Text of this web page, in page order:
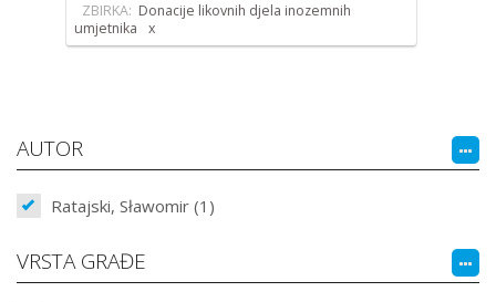
ZBIRKA: Donacije likovnih djela inozemnih
umjetnika
AUTOR
Ratajski, Sławomir (1)
VRSTA GRAĐE